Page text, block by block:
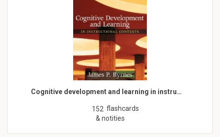
Cognitive development and learning in instru…
152 flashcards
& notities